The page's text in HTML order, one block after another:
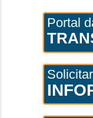
Portal
Solicitar